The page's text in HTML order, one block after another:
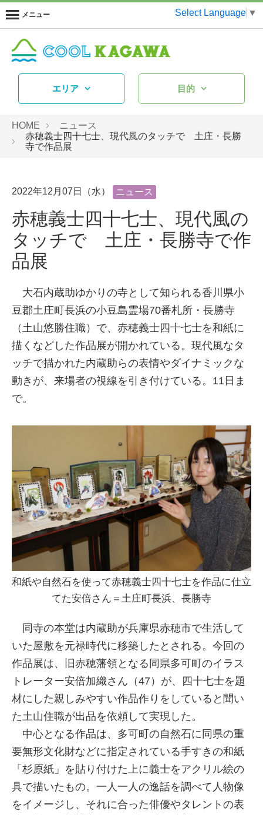
メニュー Select Language ▼
エリア 目的
HOME
ニュース
赤穂義士四十七士、現代風のタッチで 土庄・長勝
寺で作品展
2022年12月07日（水） ニュース
赤穂義士四十七士、現代風の
タッチで 土庄・長勝寺で作
品展
大石内蔵助ゆかりの寺として知られる香川県小
豆郡土庄町長浜の小豆島霊場70番札所・長勝寺
（土山悠勝住職）で、赤穂義士四十七士を和紙に
描くなどした作品展が開かれている。現代風なタ
ッチで描かれた内蔵助らの表情やダイナミックな
動きが、来場者の視線を引き付けている。11日ま
で。
和紙や自然石を使って赤穂義士四十七士を作品に仕立
てた安倍さん＝土庄町長浜、長勝寺
同寺の本堂は内蔵助が兵庫県赤穂市で生活して
いた屋敷を元禄時代に移築したとされる。今回の
作品展は、旧赤穂藩領となる同県多可町のイラス
トレーター安倍加織さん（47）が、四十七士を題
材にした親しみやすい作品作りをしていると聞い
た土山住職が出品を依頼して実現した。
中心となる作品は、多可町の自然石に同県の重
要無形文化財などに指定されている手すきの和紙
「杉原紙」を貼り付けた上に義士をアクリル絵の
具で描いたもの。一人一人の逸話を調べて人物像
をイメージし、それに合った俳優やタレントの表